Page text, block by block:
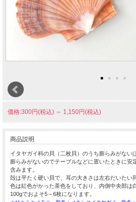
価格:300円(税込) ～ 1,150円(税込)
商品説明
イタヤガイ科の貝（二枚貝）のうち膨らみがない
膨らみがないのでテーブルなどに置いたときに安
含みます。
殻は平たく硬い貝で、耳の大きさは左右だいたい
色は紅色がかった茶色をしており、内側中央部は
100gでおよそ5～6枚になります。